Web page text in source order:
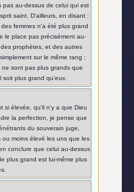
pas au-dessus de celui qui est
saint. D'ailleurs, en disant :
femmes n'a été plus grand
le place pas précisément au-
prophètes, et des autres
sur le même rang ;
sont pas plus grands que
soit plus grand qu'eux.
si élevée, qu'il n'y a que Dieu
la perfection, je pense que
du souverain juge,
moins élevé les uns que les
conclure que celui au-dessus
plus grand est lui-même plus